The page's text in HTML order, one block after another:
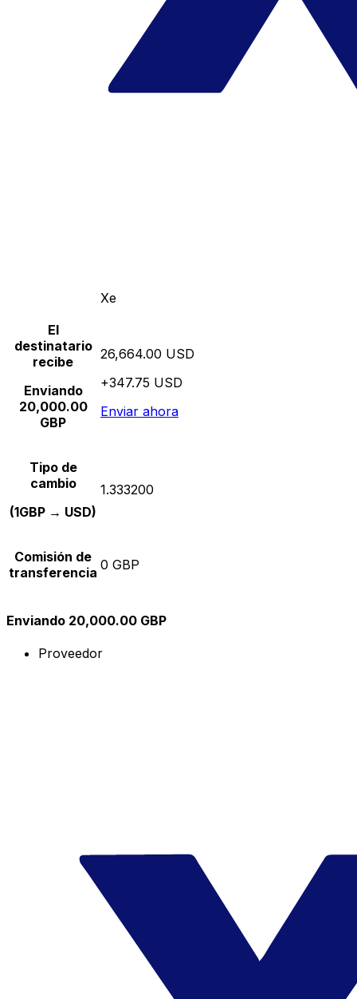
Xe
El
destinatario
recibe
Enviando
20,000.00
GBP
26,664.00 USD
+347.75 USD
Enviar ahora
Tipo de
cambio
(1GBP → USD)
1.333200
Comisión de
transferencia 0 GBP
Enviando 20,000.00 GBP
Proveedor